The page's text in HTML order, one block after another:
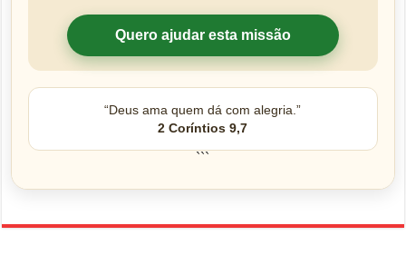
Quero ajudar esta missão
“Deus ama quem dá com alegria.”
2 Coríntios 9,7
```